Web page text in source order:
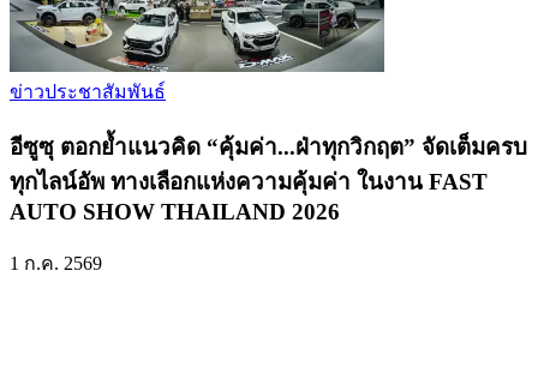
ข่าวประชาสัมพันธ์
อีซูซุ ตอกย้ำแนวคิด “คุ้มค่า...ฝ่าทุกวิกฤต” จัดเต็มครบ
ทุกไลน์อัพ ทางเลือกแห่งความคุ้มค่า ในงาน FAST
AUTO SHOW THAILAND 2026
1 ก.ค. 2569